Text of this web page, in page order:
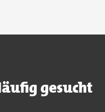
gesucht